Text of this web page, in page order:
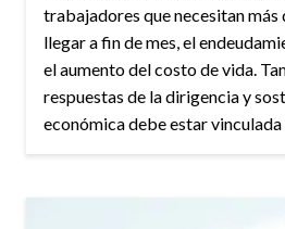
trabajadores que necesitan más
llegar a fin de mes, el
el aumento del costo de vida.
respuestas de la dirigencia y
económica debe estar vinculada